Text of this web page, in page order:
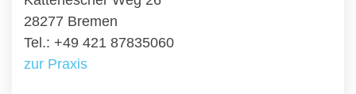
28277 Bremen
Tel.: +49 421 87835060
zur Praxis